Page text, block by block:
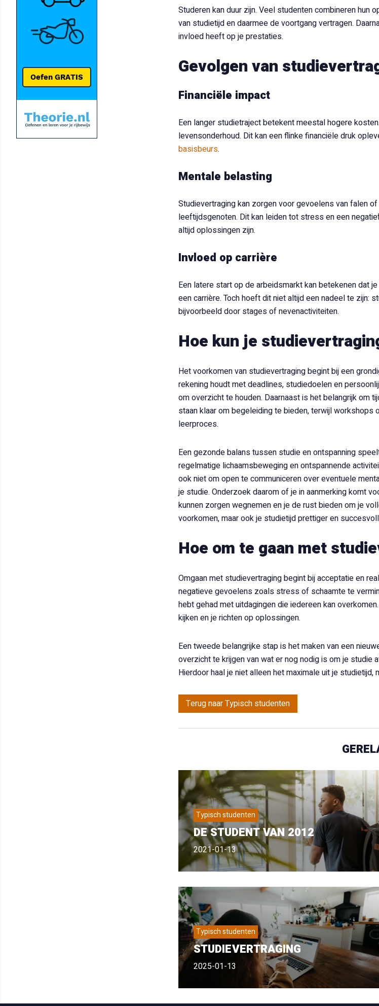
Studeren kan duur zijn. Veel studenten combineren hun
van studietijd en daarmee de voortgang vertragen.
invloed heeft op je prestaties.
Gevolgen van
Financiële impact
Een langer studietraject betekent meestal hogere
levensonderhoud. Dit kan een flinke financiële druk
basisbeurs.
Mentale belasting
Studievertraging kan zorgen voor gevoelens van falen
leeftijdsgenoten. Dit kan leiden tot stress en een
altijd oplossingen zijn.
Invloed op carrière
Een latere start op de arbeidsmarkt kan betekenen dat
een carrière. Toch hoeft dit niet altijd een nadeel te zijn:
bijvoorbeeld door stages of nevenactiviteiten.
Hoe kun je
Het voorkomen van studievertraging begint bij een
rekening houdt met deadlines, studiedoelen en
om overzicht te houden. Daarnaast is het belangrijk om
staan klaar om begeleiding te bieden, terwijl workshops
leerproces.
Een gezonde balans tussen studie en ontspanning
regelmatige lichaamsbeweging en ontspannende
ook niet om open te communiceren over eventuele
je studie. Onderzoek daarom of je in aanmerking komt
kunnen zorgen wegnemen en je de rust bieden om je
voorkomen, maar ook je studietijd prettiger en
Hoe om te gaan met
Omgaan met studievertraging begint bij acceptatie en
negatieve gevoelens zoals stress of schaamte te
hebt gehad met uitdagingen die iedereen kan
kijken en je richten op oplossingen.
Een tweede belangrijke stap is het maken van een
overzicht te krijgen van wat er nog nodig is om je studie
Hierdoor haal je niet alleen het maximale uit je
Terug naar Typisch studenten
Typisch studenten
DE STUDENT VAN 2012
2021-01-13
Typisch studenten
STUDIEVERTRAGING
2025-01-13